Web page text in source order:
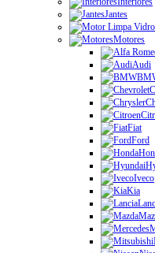
Jantes
Motores
Audi
Fiat
Ford
Iveco
Kia